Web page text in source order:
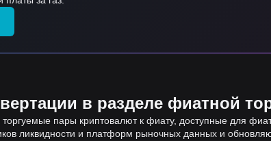
в разделе фиатной
пары криптовалют к фиату, доступные для
ликвидности и платформ рыночных данных и